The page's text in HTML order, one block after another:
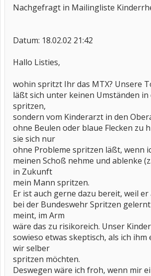
Nachgefragt in Mailingliste
Datum: 18.02.02 21:42
Hallo Listies,
wohin spritzt Ihr das MTX? Unsere
läßt sich unter keinen Umständen in
spritzen,
sondern vom Kinderarzt in den
ohne Beulen oder blaue Flecken zu
sie sich nur
ohne Probleme spritzen läßt, wenn
meinen Schoß nehme und ablenke
in Zukunft
mein Mann spritzen.
Er ist auch gerne dazu bereit, weil
bei der Bundeswehr Spritzen
meint, im Arm
wäre das zu risikoreich. Unser
sowieso etwas skeptisch, als ich
wir selber
spritzen möchten.
Deswegen wäre ich froh, wenn mir